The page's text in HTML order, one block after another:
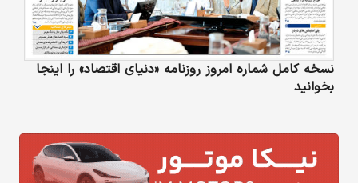
نسخه کامل شماره امروز روزنامه «دنیای‌ اقتصاد» را اینجا
بخوانید